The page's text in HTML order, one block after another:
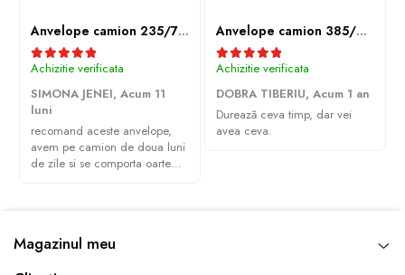
Anvelope camion 235/75R17.5 143/141J(144F) Westlake WDA2 TL M+S 3PMSF
Achizitie verificata
SIMONA JENEI, Acum 11
luni
recomand aceste anvelope,
avem pe camion de doua luni
de zile si se comporta oarte
Anvelope camion 385/65R22.5 164K LEAO KTS300 24PR TL
Achizitie verificata
DOBRA TIBERIU, Acum 1 an
Durează ceva timp, dar vei
avea ceva.
Magazinul meu